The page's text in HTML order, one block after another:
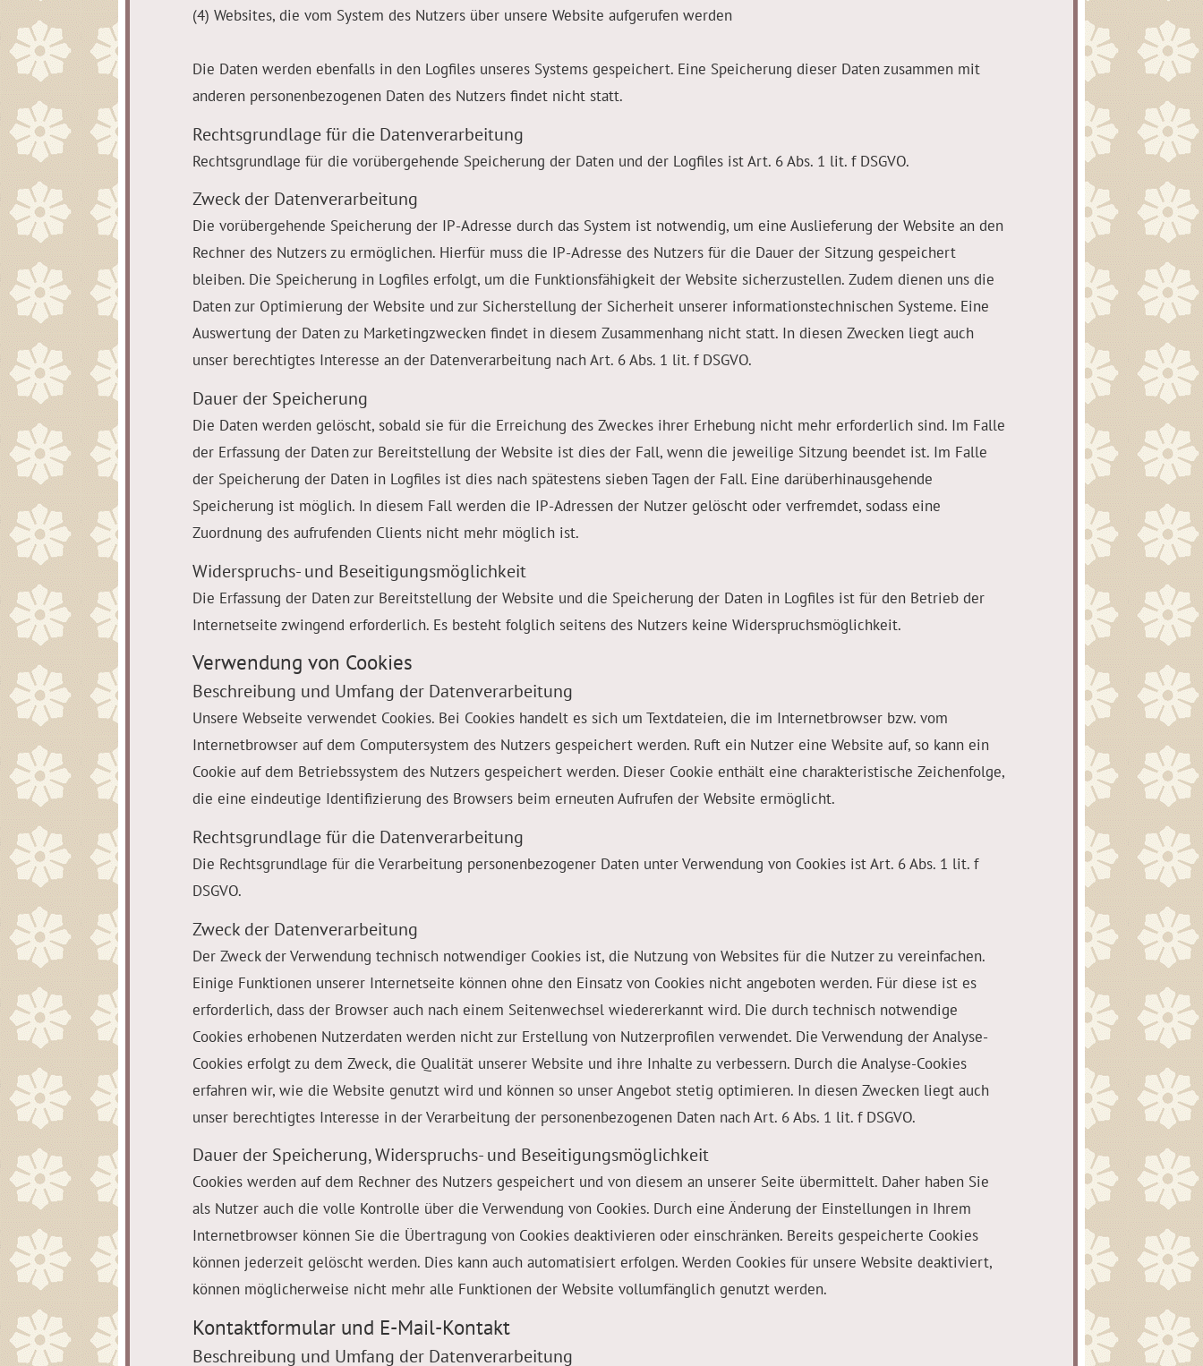
(4) Websites, die vom System des Nutzers über unsere Website aufgerufen werden
Die Daten werden ebenfalls in den Logfiles unseres Systems gespeichert. Eine Speicherung dieser Daten zusammen mit
anderen personenbezogenen Daten des Nutzers findet nicht statt.
Rechtsgrundlage für die Datenverarbeitung
Rechtsgrundlage für die vorübergehende Speicherung der Daten und der Logfiles ist Art. 6 Abs. 1 lit. f DSGVO.
Zweck der Datenverarbeitung
Die vorübergehende Speicherung der IP-Adresse durch das System ist notwendig, um eine Auslieferung der Website an den
Rechner des Nutzers zu ermöglichen. Hierfür muss die IP-Adresse des Nutzers für die Dauer der Sitzung gespeichert
bleiben. Die Speicherung in Logfiles erfolgt, um die Funktionsfähigkeit der Website sicherzustellen. Zudem dienen uns die
Daten zur Optimierung der Website und zur Sicherstellung der Sicherheit unserer informationstechnischen Systeme. Eine
Auswertung der Daten zu Marketingzwecken findet in diesem Zusammenhang nicht statt. In diesen Zwecken liegt auch
unser berechtigtes Interesse an der Datenverarbeitung nach Art. 6 Abs. 1 lit. f DSGVO.
Dauer der Speicherung
Die Daten werden gelöscht, sobald sie für die Erreichung des Zweckes ihrer Erhebung nicht mehr erforderlich sind. Im Falle
der Erfassung der Daten zur Bereitstellung der Website ist dies der Fall, wenn die jeweilige Sitzung beendet ist. Im Falle
der Speicherung der Daten in Logfiles ist dies nach spätestens sieben Tagen der Fall. Eine darüberhinausgehende
Speicherung ist möglich. In diesem Fall werden die IP-Adressen der Nutzer gelöscht oder verfremdet, sodass eine
Zuordnung des aufrufenden Clients nicht mehr möglich ist.
Widerspruchs- und Beseitigungsmöglichkeit
Die Erfassung der Daten zur Bereitstellung der Website und die Speicherung der Daten in Logfiles ist für den Betrieb der
Internetseite zwingend erforderlich. Es besteht folglich seitens des Nutzers keine Widerspruchsmöglichkeit.
Verwendung von Cookies
Beschreibung und Umfang der Datenverarbeitung
Unsere Webseite verwendet Cookies. Bei Cookies handelt es sich um Textdateien, die im Internetbrowser bzw. vom
Internetbrowser auf dem Computersystem des Nutzers gespeichert werden. Ruft ein Nutzer eine Website auf, so kann ein
Cookie auf dem Betriebssystem des Nutzers gespeichert werden. Dieser Cookie enthält eine charakteristische Zeichenfolge,
die eine eindeutige Identifizierung des Browsers beim erneuten Aufrufen der Website ermöglicht.
Rechtsgrundlage für die Datenverarbeitung
Die Rechtsgrundlage für die Verarbeitung personenbezogener Daten unter Verwendung von Cookies ist Art. 6 Abs. 1 lit. f
DSGVO.
Zweck der Datenverarbeitung
Der Zweck der Verwendung technisch notwendiger Cookies ist, die Nutzung von Websites für die Nutzer zu vereinfachen.
Einige Funktionen unserer Internetseite können ohne den Einsatz von Cookies nicht angeboten werden. Für diese ist es
erforderlich, dass der Browser auch nach einem Seitenwechsel wiedererkannt wird. Die durch technisch notwendige
Cookies erhobenen Nutzerdaten werden nicht zur Erstellung von Nutzerprofilen verwendet. Die Verwendung der Analyse-
Cookies erfolgt zu dem Zweck, die Qualität unserer Website und ihre Inhalte zu verbessern. Durch die Analyse-Cookies
erfahren wir, wie die Website genutzt wird und können so unser Angebot stetig optimieren. In diesen Zwecken liegt auch
unser berechtigtes Interesse in der Verarbeitung der personenbezogenen Daten nach Art. 6 Abs. 1 lit. f DSGVO.
Dauer der Speicherung, Widerspruchs- und Beseitigungsmöglichkeit
Cookies werden auf dem Rechner des Nutzers gespeichert und von diesem an unserer Seite übermittelt. Daher haben Sie
als Nutzer auch die volle Kontrolle über die Verwendung von Cookies. Durch eine Änderung der Einstellungen in Ihrem
Internetbrowser können Sie die Übertragung von Cookies deaktivieren oder einschränken. Bereits gespeicherte Cookies
können jederzeit gelöscht werden. Dies kann auch automatisiert erfolgen. Werden Cookies für unsere Website deaktiviert,
können möglicherweise nicht mehr alle Funktionen der Website vollumfänglich genutzt werden.
Kontaktformular und E-Mail-Kontakt
Beschreibung und Umfang der Datenverarbeitung